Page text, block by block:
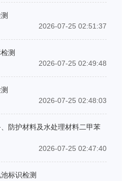
2026-07-25 02:51:37
测
2026-07-25 02:49:48
2026-07-25 02:48:03
防护材料及水处理材料二甲苯
2026-07-25 02:47:40
标识检测